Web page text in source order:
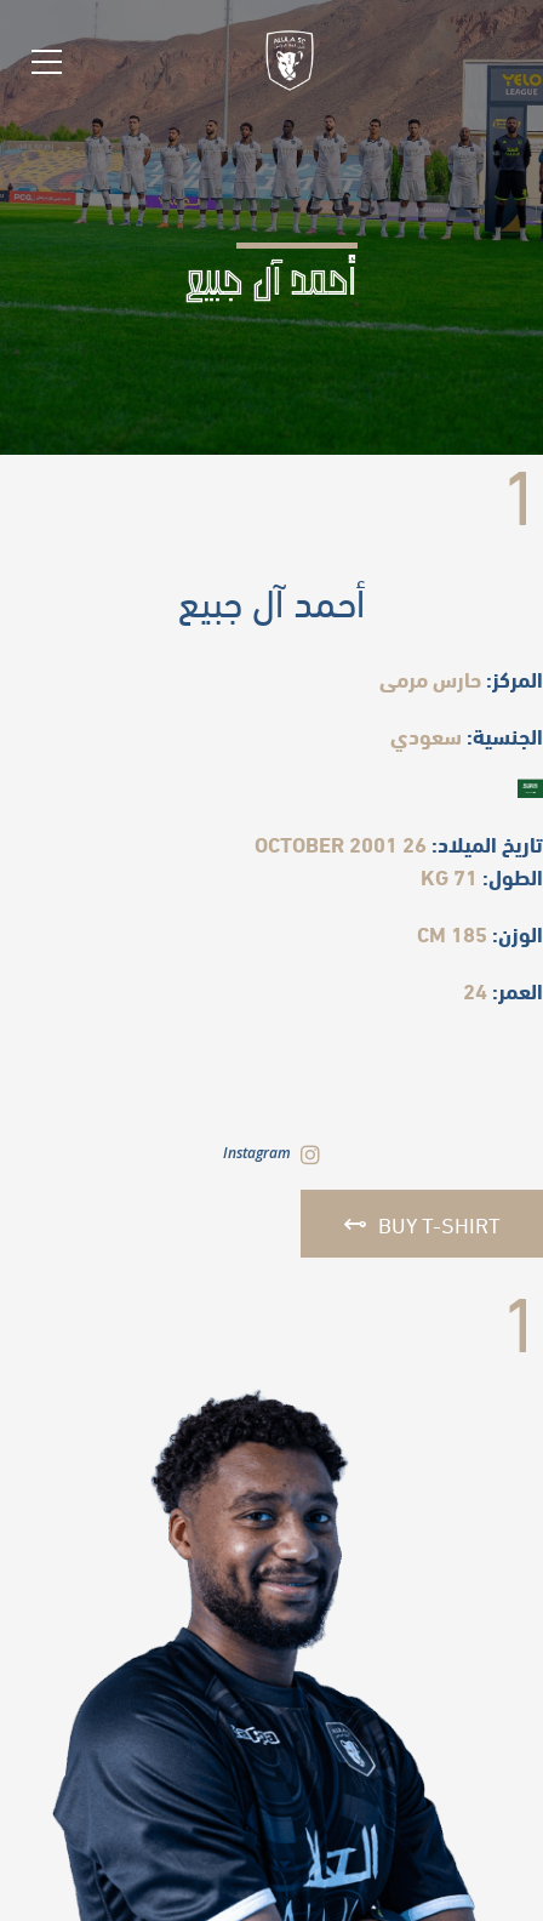
أحمد آل جبيع
1
أحمد آل جبيع
المركز:حارس مرمى
الجنسية: سعودي
تاريخ الميلاد: 26 OCTOBER 2001
الطول: 71 KG
الوزن: 185 CM
العمر:24
Instagram
BUY T-SHIRT
1